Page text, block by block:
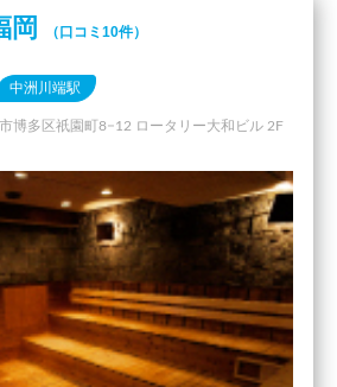
岡 （口コミ10件）
中洲川端駅
博多区祇園町8−12 ロータリー大和ビル 2F